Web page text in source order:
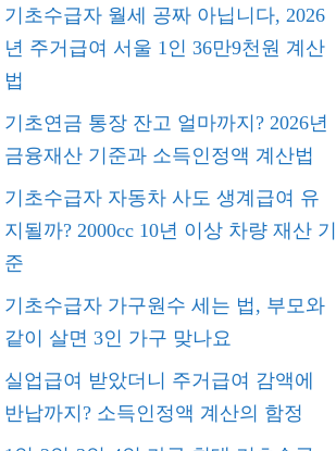
기초수급자 월세 공짜 아닙니다, 2026
년 주거급여 서울 1인 36만9천원 계산
법
기초연금 통장 잔고 얼마까지? 2026년
금융재산 기준과 소득인정액 계산법
기초수급자 자동차 사도 생계급여 유
지될까? 2000cc 10년 이상 차량 재산 기
준
기초수급자 가구원수 세는 법, 부모와
같이 살면 3인 가구 맞나요
실업급여 받았더니 주거급여 감액에
반납까지? 소득인정액 계산의 함정